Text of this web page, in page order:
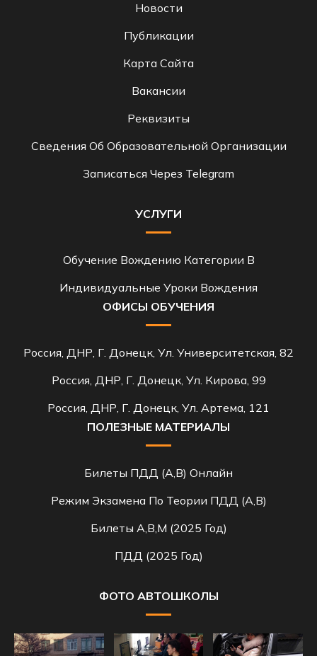
Новости
Публикации
Карта Сайта
Вакансии
Реквизиты
Сведения Об Образовательной Организации
Записаться Через Telegram
УСЛУГИ
Обучение Вождению Категории B
Индивидуальные Уроки Вождения
ОФИСЫ ОБУЧЕНИЯ
Россия, ДНР, Г. Донецк, Ул. Университетская, 82
Россия, ДНР, Г. Донецк, Ул. Кирова, 99
Россия, ДНР, Г. Донецк, Ул. Артема, 121
ПОЛЕЗНЫЕ МАТЕРИАЛЫ
Билеты ПДД (A,B) Онлайн
Режим Экзамена По Теории ПДД (A,B)
Билеты A,B,M (2025 Год)
ПДД (2025 Год)
ФОТО АВТОШКОЛЫ